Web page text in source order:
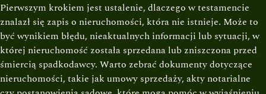
Pierwszym krokiem jest ustalenie, dlaczego w testamencie
znalazł się zapis o nieruchomości, która nie istnieje. Może to
być wynikiem błędu, nieaktualnych informacji lub sytuacji, w
której nieruchomość została sprzedana lub zniszczona przed
śmiercią spadkodawcy. Warto zebrać dokumenty dotyczące
nieruchomości, takie jak umowy sprzedaży, akty notarialne